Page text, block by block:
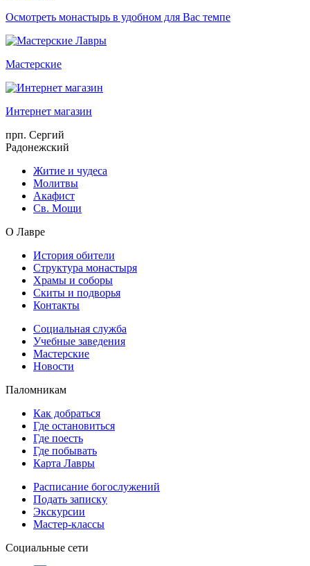
Осмотреть монастырь в удобном для Вас темпе
Мастерские
Интернет магазин
прп. Сергий
Радонежский
Житие и чудеса
Молитвы
Акафист
Св. Мощи
О Лавре
История обители
Структура монастыря
Храмы и соборы
Скиты и подворья
Контакты
Социальная служба
Учебные заведения
Мастерские
Новости
Паломникам
Как добраться
Где остановиться
Где поесть
Где побывать
Карта Лавры
Расписание богослужений
Подать записку
Экскурсии
Мастер-классы
Социальные сети